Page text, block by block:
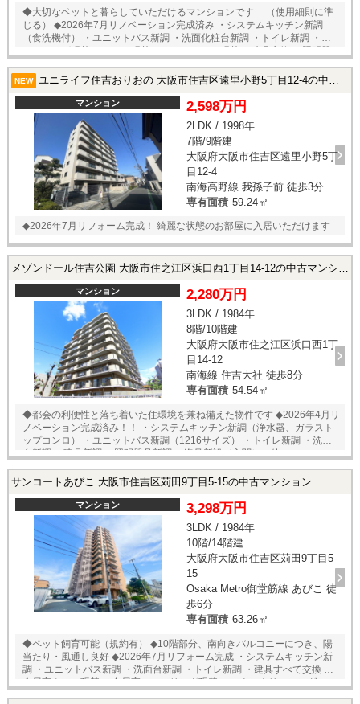
◆大切なペットと暮らしていただけるマンションです （使用細則に準
じる） ◆2026年7月リノベーション完成済み ・システムキッチン新調
（食洗機付） ・ユニットバス新調 ・洗面化粧台新調 ・トイレ新調 ・フ
ローリング張替 ・クロス張替 ・フロアタイル張替 ・建具交換 ・照明器
グ 他 ◇アフターサービス保証付き 設備・部位別に保証期間を設定し
ております
NEW ユニライフ住吉おりおの 大阪市住吉区遠里小野5丁目12-4の中古マンション
マンション 2,598万円
2LDK / 1998年
7階/9階建
大阪府大阪市住吉区遠里小野5丁
目12-4
南海高野線 我孫子前 徒歩3分
専有面積 59.24㎡
◆2026年7月リフォーム完成！ 綺麗な状態のお部屋に入居いただけます
マンション 2,280万円
3LDK / 1984年
8階/10階建
大阪府大阪市住之江区浜口西1丁
目14-12
南海線 住吉大社 徒歩8分
専有面積 54.54㎡
◆都会の利便性と落ち着いた住環境を兼ね備えた物件です ◆2026年4月リ
ノベーション完成済み！！ ・システムキッチン新調（浄水器、ガラスト
ップコンロ） ・ユニットバス新調（1216サイズ） ・トイレ新調 ・洗面
台新調 ・建具新調 ・照明器具新調 ・姿見新設（玄関） 他
サンコートあびこ 大阪市住吉区苅田9丁目5-15の中古マンション
マンション 3,298万円
3LDK / 1984年
10階/14階建
大阪府大阪市住吉区苅田9丁目5-
15
Osaka Metro御堂筋線 あびこ 徒
歩6分
専有面積 63.26㎡
◆ペット飼育可能（規約有） ◆10階部分、南向きバルコニーにつき、陽
当たり・風通し良好 ◆2026年7月リフォーム完成 ・システムキッチン新
調 ・ユニットバス新調 ・洗面台新調 ・トイレ新調 ・建具すべて交換 ・
全居室クロス張替 ・全居室フローリング張替 ・ハウスクリーニング